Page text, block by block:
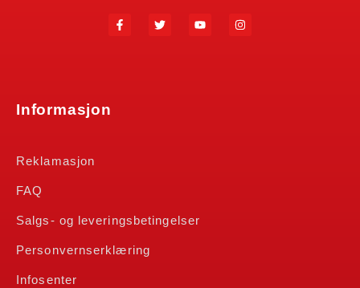
Informasjon
Reklamasjon
FAQ
Salgs- og leveringsbetingelser
Personvernserklæring
Infosenter